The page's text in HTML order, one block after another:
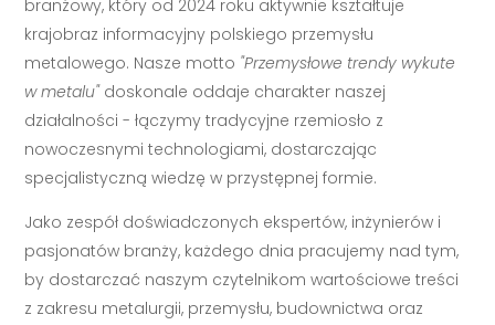
branżowy, który od 2024 roku aktywnie kształtuje
krajobraz informacyjny polskiego przemysłu
metalowego. Nasze motto "Przemysłowe trendy wykute
w metalu"doskonale oddaje charakter naszej
działalności - łączymy tradycyjne rzemiosło z
nowoczesnymi technologiami, dostarczając
specjalistyczną wiedzę w przystępnej formie.
Jako zespół doświadczonych ekspertów, inżynierów i
pasjonatów branży, każdego dnia pracujemy nad tym,
by dostarczać naszym czytelnikom wartościowe treści
z zakresu metalurgii, przemysłu, budownictwa oraz